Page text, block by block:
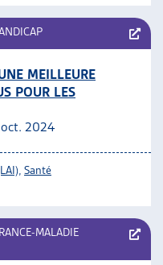
MEILLEURE
POUR LES
oct. 2024
Santé
MALADIE